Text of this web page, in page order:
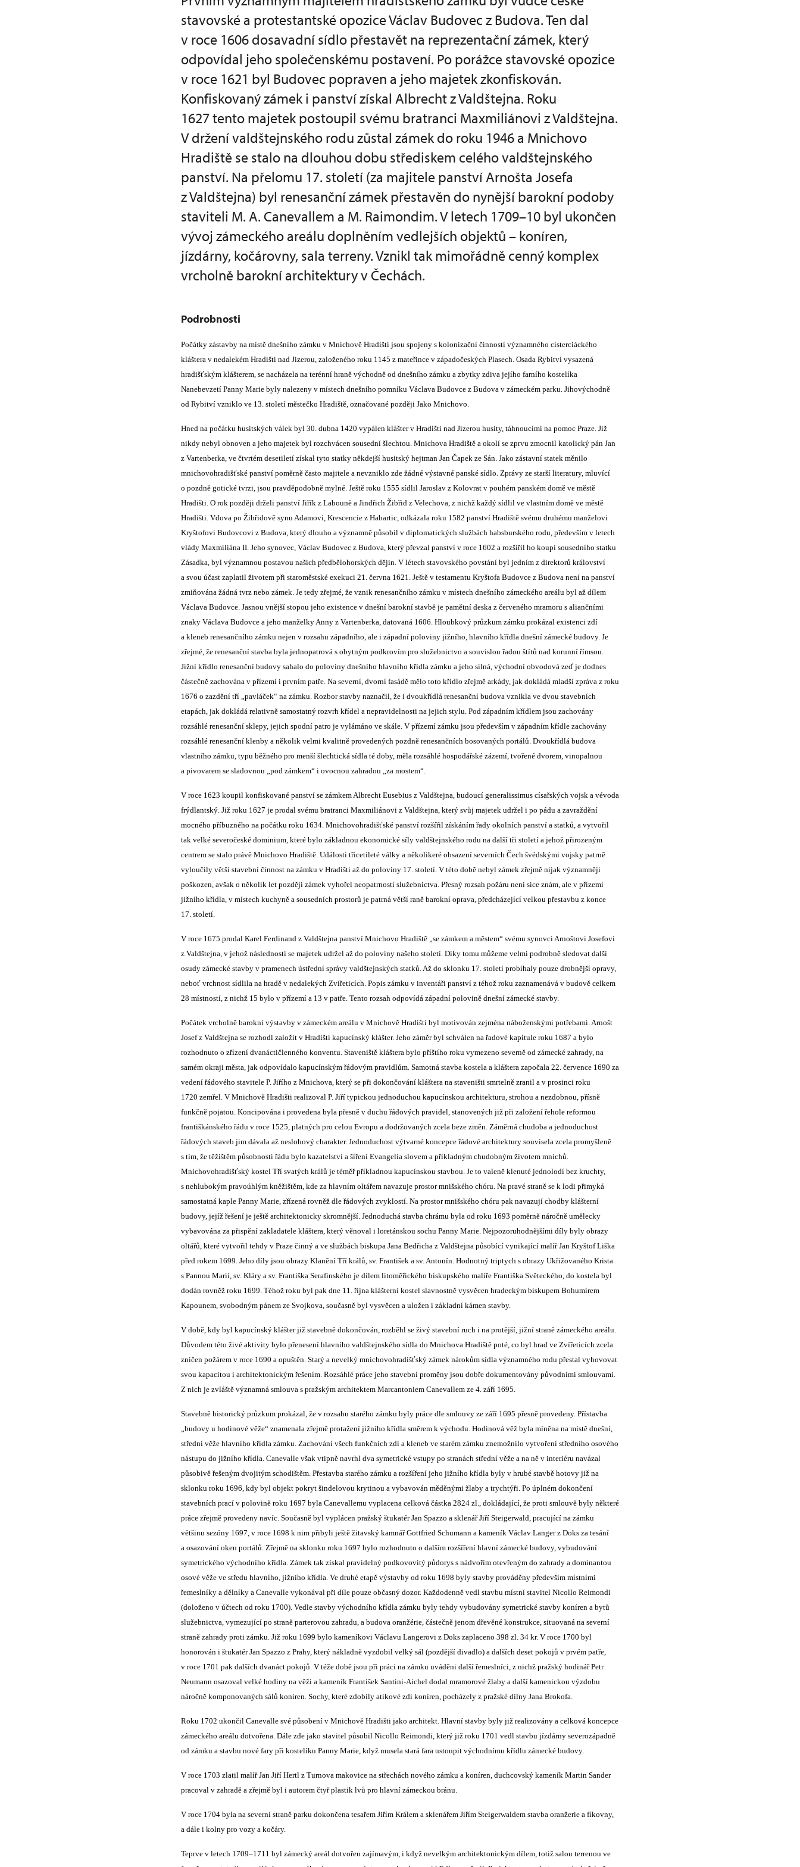
stavovské a protestantské opozice Václav Budovec z Budova. Ten dal
v roce 1606 dosavadní sídlo přestavět na reprezentační zámek, který
odpovídal jeho společenskému postavení. Po porážce stavovské opozice
v roce 1621 byl Budovec popraven a jeho majetek zkonfiskován.
Konfiskovaný zámek i panství získal Albrecht z Valdštejna. Roku
1627 tento majetek postoupil svému bratranci Maxmiliánovi z Valdštejna.
V držení valdštejnského rodu zůstal zámek do roku 1946 a Mnichovo
Hradiště se stalo na dlouhou dobu střediskem celého valdštejnského
panství. Na přelomu 17. století (za majitele panství Arnošta Josefa
z Valdštejna) byl renesanční zámek přestavěn do nynější barokní podoby
staviteli M. A. Canevallem a M. Raimondim. V letech 1709–10 byl ukončen
vývoj zámeckého areálu doplněním vedlejších objektů – koníren,
jízdárny, kočárovny, sala terreny. Vznikl tak mimořádně cenný komplex
vrcholně barokní architektury v Čechách.
Podrobnosti
Počátky zástavby na místě dnešního zámku v Mnichově Hradišti jsou spojeny s kolonizační činností významného cisterciáckého
kláštera v nedalekém Hradišti nad Jizerou, založeného roku 1145 z mateřince v západočeských Plasech. Osada Rybitví vysazená
hradišťským klášterem, se nacházela na terénní hraně východně od dnešního zámku a zbytky zdiva jejího farního kostelíka
Nanebevzetí Panny Marie byly nalezeny v místech dnešního pomníku Václava Budovce z Budova v zámeckém parku. Jihovýchodně
od Rybitví vzniklo ve 13. století městečko Hradiště, označované později Jako Mnichovo.
Hned na počátku husitských válek byl 30. dubna 1420 vypálen klášter v Hradišti nad Jizerou husity, táhnoucími na pomoc Praze. Již
nikdy nebyl obnoven a jeho majetek byl rozchvácen sousední šlechtou. Mnichova Hradiště a okolí se zprvu zmocnil katolický pán Jan
z Vartenberka, ve čtvrtém desetiletí získal tyto statky někdejší husitský hejtman Jan Čapek ze Sán. Jako zástavní statek měnilo
mnichovohradišťské panství poměrně často majitele a nevzniklo zde žádné výstavné panské sídlo. Zprávy ze starší literatury, mluvící
o pozdně gotické tvrzi, jsou pravděpodobně mylné. Ještě roku 1555 sídlil Jaroslav z Kolovrat v pouhém panském domě ve městě
Hradišti. O rok později drželi panství Jiřík z Labouně a Jindřich Žibřid z Velechova, z nichž každý sídlil ve vlastním domě ve městě
Hradišti. Vdova po Žibřidově synu Adamovi, Krescencie z Habartic, odkázala roku 1582 panství Hradiště svému druhému manželovi
Kryštofovi Budovcovi z Budova, který dlouho a významně působil v diplomatických službách habsburského rodu, především v letech
vlády Maxmiliána II. Jeho synovec, Václav Budovec z Budova, který převzal panství v roce 1602 a rozšířil ho koupí sousedního statku
Zásadka, byl významnou postavou našich předbělohorských dějin. V létech stavovského povstání byl jedním z direktorů království
a svou účast zaplatil životem při staroměstské exekuci 21. června 1621. Ještě v testamentu Kryštofa Budovce z Budova není na panství
zmiňována žádná tvrz nebo zámek. Je tedy zřejmé, že vznik renesančního zámku v místech dnešního zámeckého areálu byl až dílem
Václava Budovce. Jasnou vnější stopou jeho existence v dnešní barokní stavbě je pamětní deska z červeného mramoru s aliančními
znaky Václava Budovce a jeho manželky Anny z Vartenberka, datovaná 1606. Hloubkový průzkum zámku prokázal existenci zdí
a kleneb renesančního zámku nejen v rozsahu západního, ale i západní poloviny jižního, hlavního křídla dnešní zámecké budovy. Je
zřejmé, že renesanční stavba byla jednopatrová s obytným podkrovím pro služebnictvo a souvislou řadou štítů nad korunní římsou.
Jižní křídlo renesanční budovy sahalo do poloviny dnešního hlavního křídla zámku a jeho silná, východní obvodová zeď je dodnes
částečně zachována v přízemí i prvním patře. Na severní, dvorní fasádě mělo toto křídlo zřejmě arkády, jak dokládá mladší zpráva z roku
1676 o zazdění tří „pavláček“ na zámku. Rozbor stavby naznačil, že i dvoukřídlá renesanční budova vznikla ve dvou stavebních
etapách, jak dokládá relativně samostatný rozvrh křídel a nepravidelnosti na jejich stylu. Pod západním křídlem jsou zachovány
rozsáhlé renesanční sklepy, jejich spodní patro je vylámáno ve skále. V přízemí zámku jsou především v západním křídle zachovány
rozsáhlé renesanční klenby a několik velmi kvalitně provedených pozdně renesančních bosovaných portálů. Dvoukřídlá budova
vlastního zámku, typu běžného pro menší šlechtická sídla té doby, měla rozsáhlé hospodářské zázemí, tvořené dvorem, vinopalnou
a pivovarem se sladovnou „pod zámkem“ i ovocnou zahradou „za mostem“.
V roce 1623 koupil konfiskované panství se zámkem Albrecht Eusebius z Valdštejna, budoucí generalissimus císařských vojsk a vévoda
frýdlantský. Již roku 1627 je prodal svému bratranci Maxmiliánovi z Valdštejna, který svůj majetek udržel i po pádu a zavraždění
mocného příbuzného na počátku roku 1634. Mnichovohradišťské panství rozšířil získáním řady okolních panství a statků, a vytvořil
tak velké severočeské dominium, které bylo základnou ekonomické síly valdštejnského rodu na další tři století a jehož přirozeným
centrem se stalo právě Mnichovo Hradiště. Události třicetileté války a několikeré obsazení severních Čech švédskými vojsky patrně
vyloučily větší stavební činnost na zámku v Hradišti až do poloviny 17. století. V této době nebyl zámek zřejmě nijak významněji
poškozen, avšak o několik let později zámek vyhořel neopatrností služebnictva. Přesný rozsah požáru není sice znám, ale v přízemí
jižního křídla, v místech kuchyně a sousedních prostorů je patrná větší raně barokní oprava, předcházející velkou přestavbu z konce
17. století.
V roce 1675 prodal Karel Ferdinand z Valdštejna panství Mnichovo Hradiště „se zámkem a městem“ svému synovci Arnoštovi Josefovi
z Valdštejna, v jehož následnosti se majetek udržel až do poloviny našeho století. Díky tomu můžeme velmi podrobně sledovat další
osudy zámecké stavby v pramenech ústřední správy valdštejnských statků. Až do sklonku 17. století probíhaly pouze drobnější opravy,
neboť vrchnost sídlila na hradě v nedalekých Zvířeticích. Popis zámku v inventáři panství z téhož roku zaznamenává v budově celkem
28 místností, z nichž 15 bylo v přízemí a 13 v patře. Tento rozsah odpovídá západní polovině dnešní zámecké stavby.
Počátek vrcholně barokní výstavby v zámeckém areálu v Mnichově Hradišti byl motivován zejména náboženskými potřebami. Arnošt
Josef z Valdštejna se rozhodl založit v Hradišti kapucínský klášter. Jeho záměr byl schválen na řadové kapitule roku 1687 a bylo
rozhodnuto o zřízení dvanáctičlenného konventu. Staveniště kláštera bylo příštího roku vymezeno severně od zámecké zahrady, na
samém okraji města, jak odpovídalo kapucínským řádovým pravidlům. Samotná stavba kostela a kláštera započala 22. července 1690 za
vedení řádového stavitele P. Jiřího z Mnichova, který se při dokončování kláštera na staveništi smrtelně zranil a v prosinci roku
1720 zemřel. V Mnichově Hradišti realizoval P. Jiří typickou jednoduchou kapucínskou architekturu, strohou a nezdobnou, přísně
funkčně pojatou. Koncipována i provedena byla přesně v duchu řádových pravidel, stanovených již při založení řehole reformou
františkánského řádu v roce 1525, platných pro celou Evropu a dodržovaných zcela beze změn. Záměrná chudoba a jednoduchost
řádových staveb jim dávala až neslohový charakter. Jednoduchost výtvarné koncepce řádové architektury souvisela zcela promyšleně
s tím, že těžištěm působnosti řádu bylo kazatelství a šíření Evangelia slovem a příkladným chudobným životem mnichů.
Mnichovohradišťský kostel Tří svatých králů je téměř příkladnou kapucínskou stavbou. Je to valeně klenuté jednolodí bez kruchty,
s nehlubokým pravoúhlým kněžištěm, kde za hlavním oltářem navazuje prostor mnišského chóru. Na pravé straně se k lodi přimyká
samostatná kaple Panny Marie, zřízená rovněž dle řádových zvyklostí. Na prostor mnišského chóru pak navazují chodby klášterní
budovy, jejíž řešení je ještě architektonicky skromnější. Jednoduchá stavba chrámu byla od roku 1693 poměrně náročně umělecky
vybavována za přispění zakladatele kláštera, který věnoval i loretánskou sochu Panny Marie. Nejpozoruhodnějšími díly byly obrazy
oltářů, které vytvořil tehdy v Praze činný a ve službách biskupa Jana Bedřicha z Valdštejna působící vynikající malíř Jan Kryštof Liška
před rokem 1699. Jeho díly jsou obrazy Klanění Tří králů, sv. František a sv. Antonín. Hodnotný triptych s obrazy Ukřižovaného Krista
s Pannou Marií, sv. Kláry a sv. Františka Serafinského je dílem litoměřického biskupského malíře Františka Světeckého, do kostela byl
dodán rovněž roku 1699. Téhož roku byl pak dne 11. října klášterní kostel slavnostně vysvěcen hradeckým biskupem Bohumírem
Kapounem, svobodným pánem ze Svojkova, současně byl vysvěcen a uložen i základní kámen stavby.
V době, kdy byl kapucínský klášter již stavebně dokončován, rozběhl se živý stavební ruch i na protější, jižní straně zámeckého areálu.
Důvodem této živé aktivity bylo přenesení hlavního valdštejnského sídla do Mnichova Hradiště poté, co byl hrad ve Zvířeticích zcela
zničen požárem v roce 1690 a opuštěn. Starý a nevelký mnichovohradišťský zámek nárokům sídla významného rodu přestal vyhovovat
svou kapacitou i architektonickým řešením. Rozsáhlé práce jeho stavební proměny jsou dobře dokumentovány původními smlouvami.
Z nich je zvláště významná smlouva s pražským architektem Marcantoniem Canevallem ze 4. září 1695.
Stavebně historický průzkum prokázal, že v rozsahu starého zámku byly práce dle smlouvy ze září 1695 přesně provedeny. Přístavba
„budovy u hodinové věže“ znamenala zřejmě protažení jižního křídla směrem k východu. Hodinová věž byla míněna na místě dnešní,
střední věže hlavního křídla zámku. Zachování všech funkčních zdí a kleneb ve starém zámku znemožnilo vytvoření středního osového
nástupu do jižního křídla. Canevalle však vtipně navrhl dva symetrické vstupy po stranách střední věže a na ně v interiéru navázal
působivě řešeným dvojitým schodištěm. Přestavba starého zámku a rozšíření jeho jižního křídla byly v hrubé stavbě hotovy již na
sklonku roku 1696, kdy byl objekt pokryt šindelovou krytinou a vybavován měděnými žlaby a trychtýři. Po úplném dokončení
stavebních prací v polovině roku 1697 byla Canevallemu vyplacena celková částka 2824 zl., dokládající, že proti smlouvě byly některé
práce zřejmě provedeny navíc. Současně byl vyplácen pražský štukatér Jan Spazzo a sklenář Jiří Steigerwald, pracující na zámku
většinu sezóny 1697, v roce 1698 k nim přibyli ještě žitavský kamnář Gottfried Schumann a kameník Václav Langer z Doks za tesání
a osazování oken portálů. Zřejmě na sklonku roku 1697 bylo rozhodnuto o dalším rozšíření hlavní zámecké budovy, vybudování
symetrického východního křídla. Zámek tak získal pravidelný podkovovitý půdorys s nádvořím otevřeným do zahrady a dominantou
osové věže ve středu hlavního, jižního křídla. Ve druhé etapě výstavby od roku 1698 byly stavby prováděny především místními
řemeslníky a dělníky a Canevalle vykonával při díle pouze občasný dozor. Každodenně vedl stavbu místní stavitel Nicollo Reimondi
(doloženo v účtech od roku 1700). Vedle stavby východního křídla zámku byly tehdy vybudovány symetrické stavby koníren a bytů
služebnictva, vymezující po straně parterovou zahradu, a budova oranžérie, částečně jenom dřevěné konstrukce, situovaná na severní
straně zahrady proti zámku. Již roku 1699 bylo kameníkovi Václavu Langerovi z Doks zaplaceno 398 zl. 34 kr. V roce 1700 byl
honorován i štukatér Jan Spazzo z Prahy, který nákladně vyzdobil velký sál (pozdější divadlo) a dalších deset pokojů v prvém patře,
v roce 1701 pak dalších dvanáct pokojů. V téže době jsou při práci na zámku uváděni další řemeslníci, z nichž pražský hodinář Petr
Neumann osazoval velké hodiny na věži a kameník František Santini-Aichel dodal mramorové žlaby a další kamenickou výzdobu
náročně komponovaných sálů koníren. Sochy, které zdobily atikové zdi koníren, pocházely z pražské dílny Jana Brokofa.
Roku 1702 ukončil Canevalle své působení v Mnichově Hradišti jako architekt. Hlavní stavby byly již realizovány a celková koncepce
zámeckého areálu dotvořena. Dále zde jako stavitel působil Nicollo Reimondi, který již roku 1701 vedl stavbu jízdárny severozápadně
od zámku a stavbu nové fary při kostelíku Panny Marie, když musela stará fara ustoupit východnímu křídlu zámecké budovy.
V roce 1703 zlatil malíř Jan Jiří Hertl z Turnova makovice na střechách nového zámku a koníren, duchcovský kameník Martin Sander
pracoval v zahradě a zřejmě byl i autorem čtyř plastik lvů pro hlavní zámeckou bránu.
V roce 1704 byla na severní straně parku dokončena tesařem Jiřím Králem a sklenářem Jiřím Steigerwaldem stavba oranžerie a fíkovny,
a dále i kolny pro vozy a kočáry.
Teprve v letech 1709–1711 byl zámecký areál dotvořen zajímavým, i když nevelkým architektonickým dílem, totiž salou terrenou ve